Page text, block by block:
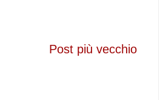
Post più vecchio